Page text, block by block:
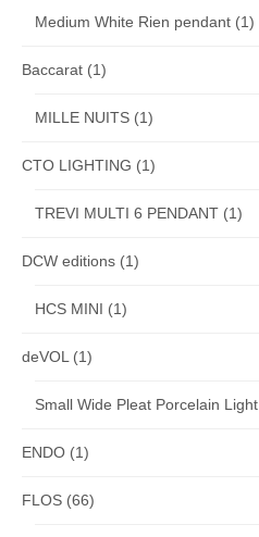
Medium White Rien pendant (1)
Baccarat (1)
MILLE NUITS (1)
CTO LIGHTING (1)
TREVI MULTI 6 PENDANT (1)
DCW editions (1)
HCS MINI (1)
deVOL (1)
Small Wide Pleat Porcelain Light
ENDO (1)
FLOS (66)